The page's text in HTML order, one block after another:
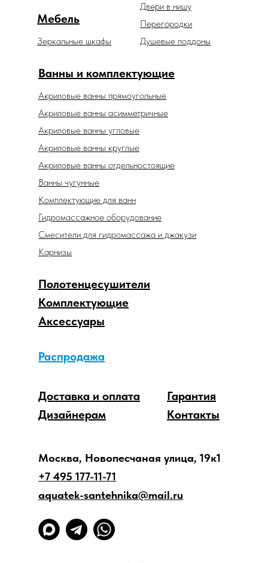
Ванны и комплектующие
Акриловые ванны прямоугольные
Зеркальные шкафы
Мебель
Двери в нишу
Перегородки
Аксессуары
Распродажа
Комплектующие
Дизайнерам
Доставка и оплата
Гарантия
Контакты
Душевые поддоны
Акриловые ванны отдельностоящие
Акриловые ванны асимметричные
Акриловые ванны угловые
Акриловые ванны круглые
Ванны чугунные
Комплектующие для ванн
Гидромассажное оборудование
Смесители для гидромассажа и джакузи
Карнизы
Полотенцесушители
Москва, Новопесчаная улица, 19к1
+7 495 177-11-71
aquatek-santehnika@mail.ru